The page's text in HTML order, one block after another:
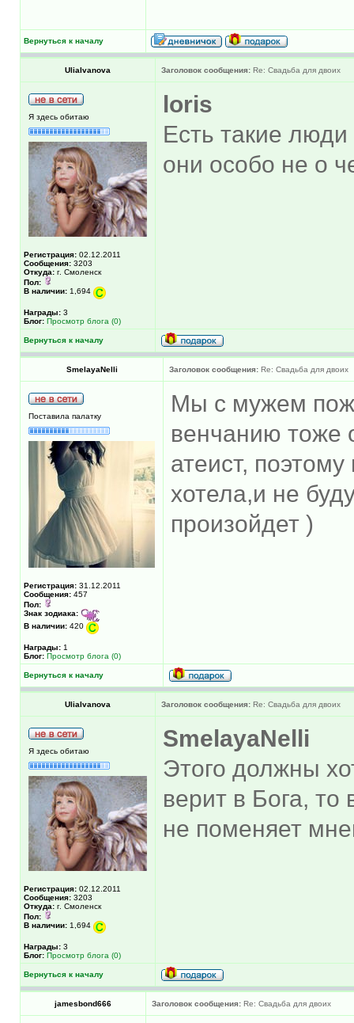
Вернуться к началу
UliaIvanova Заголовок сообщения: Re: Свадьба для двоих
Я здесь обитаю
Регистрация: 02.12.2011
Сообщения: 3203
Откуда: г. Смоленск
Пол:
В наличии: 1,694
Награды: 3
Блог: Просмотр блога (0)
loris
Есть такие
они особо не о
Вернуться к началу
SmelayaNelli Заголовок сообщения: Re: Свадьба для двоих
Поставила палатку
Регистрация: 31.12.2011
Сообщения: 457
Пол:
Знак зодиака:
В наличии: 420
Награды: 1
Блог: Просмотр блога (0)
Мы с мужем
венчанию тоже
атеист,
хотела,и не
произойдет )
Вернуться к началу
UliaIvanova Заголовок сообщения: Re: Свадьба для двоих
Я здесь обитаю
Регистрация: 02.12.2011
Сообщения: 3203
Откуда: г. Смоленск
Пол:
В наличии: 1,694
Награды: 3
Блог: Просмотр блога (0)
SmelayaNelli
Этого должны
верит в Бога, то
не поменяет
Вернуться к началу
jamesbond666 Заголовок сообщения: Re: Свадьба для двоих